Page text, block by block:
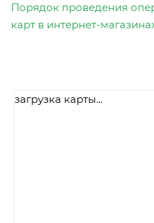
Порядок проведения
карт в интернет-
загрузка карты...